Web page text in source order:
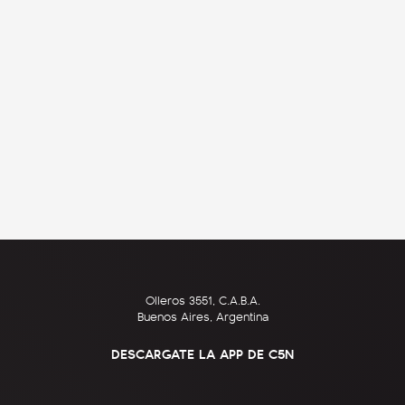
Olleros 3551, C.A.B.A.
Buenos Aires, Argentina
DESCARGATE LA APP DE C5N